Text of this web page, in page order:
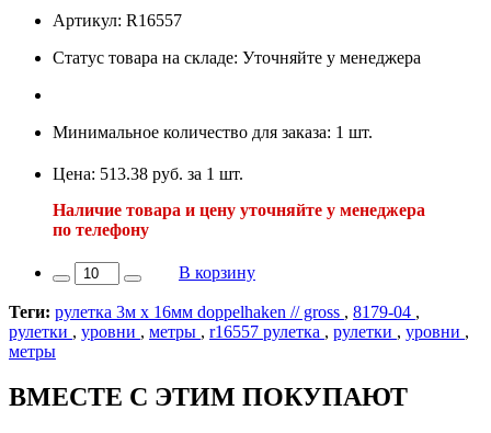
Артикул: R16557
Статус товара на складе: Уточняйте у менеджера
Минимальное количество для заказа: 1 шт.
Цена: 513.38 руб. за 1 шт.
Наличие товара и цену уточняйте у менеджера
по телефону
В корзину
Теги: рулетка 3м х 16мм doppelhaken // gross , 8179-04 ,
рулетки , уровни , метры , r16557 рулетка , рулетки , уровни ,
метры
ВМЕСТЕ С ЭТИМ ПОКУПАЮТ